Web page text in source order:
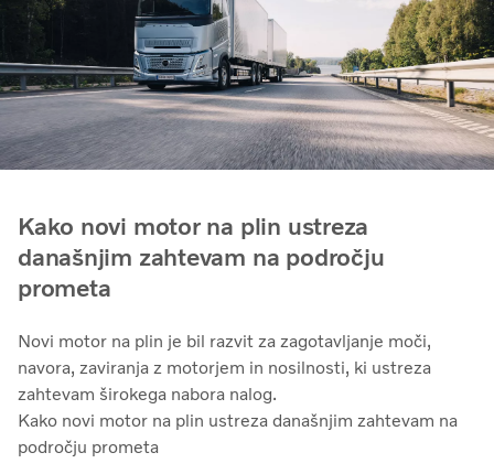
Kako novi motor na plin ustreza
današnjim zahtevam na področju
prometa
Novi motor na plin je bil razvit za zagotavljanje moči,
navora, zaviranja z motorjem in nosilnosti, ki ustreza
zahtevam širokega nabora nalog.
Kako novi motor na plin ustreza današnjim zahtevam na
področju prometa